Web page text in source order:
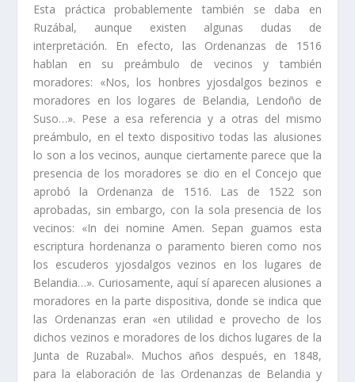
Esta práctica probablemente también se daba en
Ruzábal, aunque existen algunas dudas de
interpretación. En efecto, las Orde­nanzas de 1516
hablan en su preámbulo de vecinos y también
moradores: «Nos, los honbres yjosdalgos bezinos e
moradores en los logares de Belandia, Lendoño de
Suso…». Pese a esa referencia y a otras del mismo
preámbulo, en el texto disposi­tivo todas las alusiones
lo son a los vecinos, aunque ciertamente parece que la
presencia de los moradores se dio en el Concejo que
aprobó la Ordenanza de 1516. Las de 1522 son
aprobadas, sin embargo, con la sola presencia de los
vecinos: «In dei nomine Amen. Sepan guamos esta
escriptura hordenanza o paramento bieren como nos
los escuderos yjosdalgos vezinos en los lugares de
Belandia…». Curiosamente, aquí­ sí­ aparecen alusiones a
moradores en la parte disposi­tiva, donde se indica que
las Ordenanzas eran «en utilidad e provecho de los
dichos vezinos e moradores de los dichos lugares de la
Junta de Ruzabal». Muchos años después, en 1848,
para la elaboración de las Ordenanzas de Belandia y